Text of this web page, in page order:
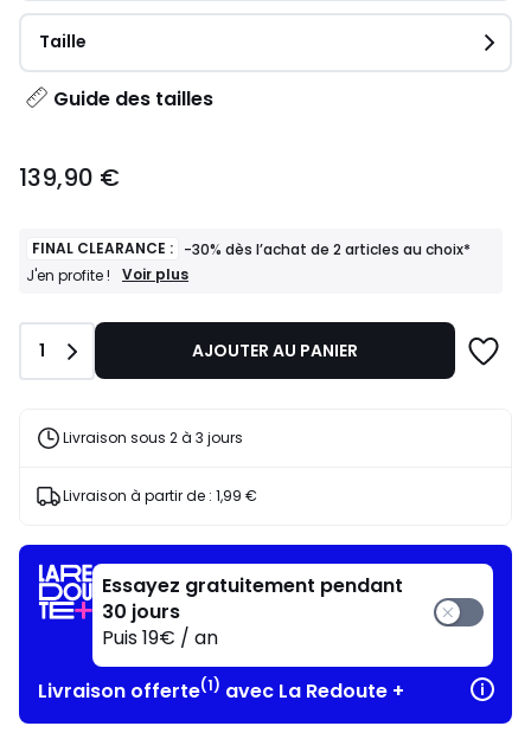
Taille
Guide des tailles
€.
139,90 €
FINAL CLEARANCE : -30% dès l’achat de 2 articles au choix*
J'en profite !
FINAL
articles
J'en
Voir plus
Quantité
1 AJOUTER AU PANIER
Livraison sous 2 à 3 jours
Livraison à partir de : 1,99 €
Essayez gratuitement pendant
30 jours
Puis 19€ / an
Livraison offerte(1) avec La Redoute +